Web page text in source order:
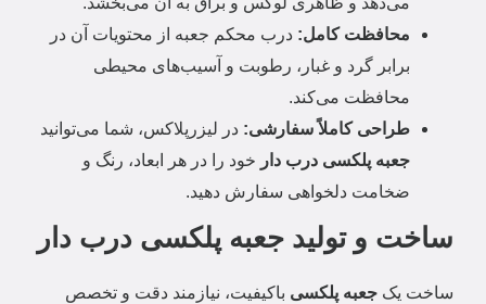
محافظت کامل: درب محکم جعبه از محتویات آن در
برابر گرد و غبار، رطوبت و آسیب‌های محیطی
محافظت می‌کند.
طراحی کاملاً سفارشی: در لیزرپلاکس، شما می‌توانید
جعبه پلکسی درب دار خود را در هر ابعاد، رنگ و
ضخامت دلخواهی سفارش دهید.
ساخت و تولید جعبه پلکسی درب دار
ساخت یک جعبه پلکسی باکیفیت، نیازمند دقت و تخصص